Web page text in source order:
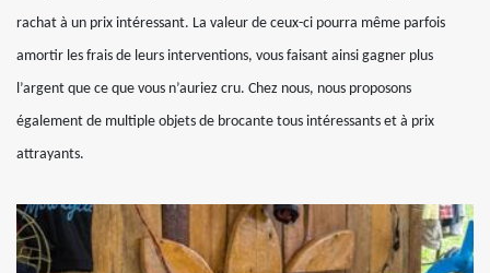
rachat à un prix intéressant. La valeur de ceux-ci pourra même parfois
amortir les frais de leurs interventions, vous faisant ainsi gagner plus
l’argent que ce que vous n’auriez cru. Chez nous, nous proposons
également de multiple objets de brocante tous intéressants et à prix
attrayants.